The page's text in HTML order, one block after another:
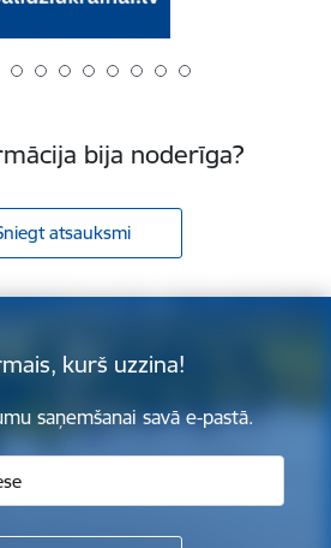
bija noderīga?
atsauksmi
kurš uzzina!
saņemšanai savā e-pastā.